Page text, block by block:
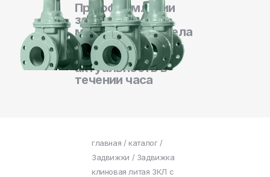
При оформлении
заказа на сайте,
менеджеры отдела
продаж
подтверждают
актуальность в
течении часа
главная / каталог/
Задвижки / Задвижка
клиновая литая ЗКЛ с